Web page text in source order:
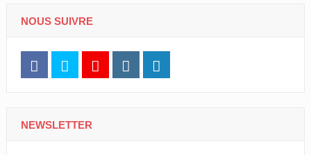
NOUS SUIVRE
NEWSLETTER